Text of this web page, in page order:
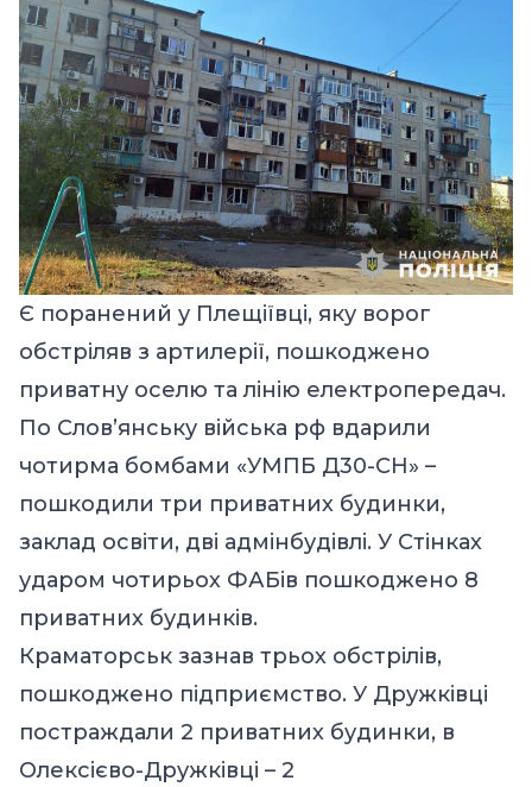
Є поранений у Плещіївці, яку ворог
обстріляв з артилерії, пошкоджено
приватну оселю та лінію електропередач.
По Слов’янську війська рф вдарили
чотирма бомбами «УМПБ Д30-СН» –
пошкодили три приватних будинки,
заклад освіти, дві адмінбудівлі. У Стінках
ударом чотирьох ФАБів пошкоджено 8
приватних будинків.
Краматорськ зазнав трьох обстрілів,
пошкоджено підприємство. У Дружківці
постраждали 2 приватних будинки, в
Олексієво-Дружківці – 2